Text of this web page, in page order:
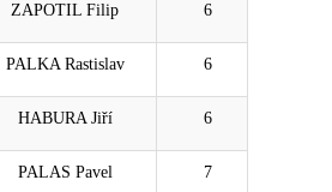
ZAPOTIL Filip 6
PALKA Rastislav 6
HABURA Jiří 6
PALAS Pavel 7